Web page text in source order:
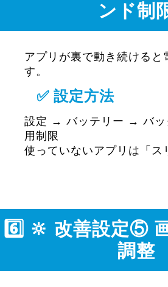
ンド制
アプリが裏で動き続けると
す。
✅ 設定方法
設定 → バッテリー → バッ
用制限
使っていないアプリは「ス
6️⃣ 🔆 改善設定⑤
調整